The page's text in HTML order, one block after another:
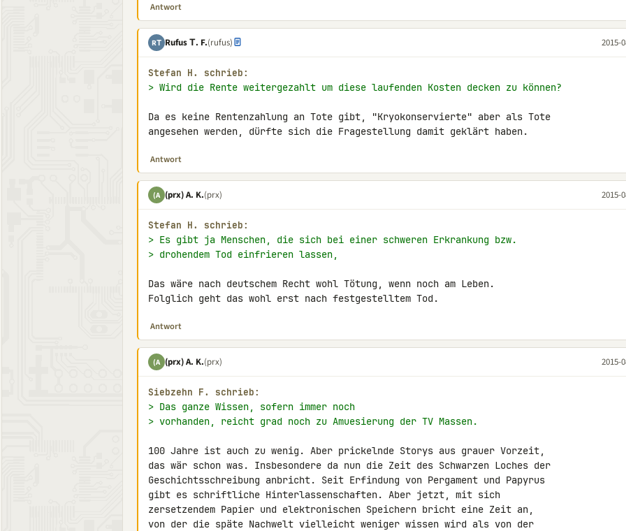
Antwort
RΤ Rufus Τ. F.(rufus) 2015-
Stefan H. schrieb:
> Wird die Rente weitergezahlt um diese laufenden Kosten decken zu können?
Da es keine Rentenzahlung an Tote gibt, "Kryokonservierte" aber als Tote
angesehen werden, dürfte sich die Fragestellung damit geklärt haben.
Antwort
(A (prx) A. K.(prx) 2015-
Stefan H. schrieb:
> Es gibt ja Menschen, die sich bei einer schweren Erkrankung bzw.
> drohendem Tod einfrieren lassen,
Das wäre nach deutschem Recht wohl Tötung, wenn noch am Leben.
Folglich geht das wohl erst nach festgestelltem Tod.
Antwort
(A (prx) A. K.(prx) 2015-
Siebzehn F. schrieb:
> Das ganze Wissen, sofern immer noch
> vorhanden, reicht grad noch zu Amuesierung der TV Massen.
100 Jahre ist auch zu wenig. Aber prickelnde Storys aus grauer Vorzeit,
das wär schon was. Insbesondere da nun die Zeit des Schwarzen Loches der
Geschichtsschreibung anbricht. Seit Erfindung von Pergament und Papyrus
gibt es schriftliche Hinterlassenschaften. Aber jetzt, mit sich
zersetzendem Papier und elektronischen Speichern bricht eine Zeit an,
von der die späte Nachwelt vielleicht weniger wissen wird als von der